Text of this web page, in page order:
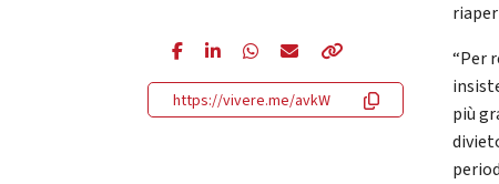
https://vivere.me/avkW
“Per
più